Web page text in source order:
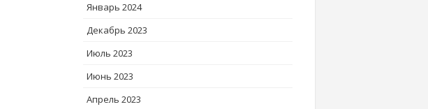
Январь 2024
Декабрь 2023
Июль 2023
Июнь 2023
Апрель 2023